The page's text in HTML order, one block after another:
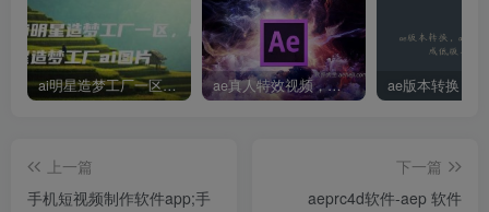
ai明星造梦工厂一区，明星造梦工厂ai图片 ae真人特效视频，大学生第一次做ppt怎么做
上一篇
手机短视频制作软件app;手
下一篇
aeprc4d软件-aep 软件